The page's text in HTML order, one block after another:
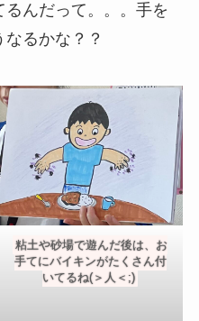
んだって。。。手を
るかな？？
粘土や砂場で遊んだ後は、お
手てにバイキンがたくさん付
いてるね(＞人＜;)